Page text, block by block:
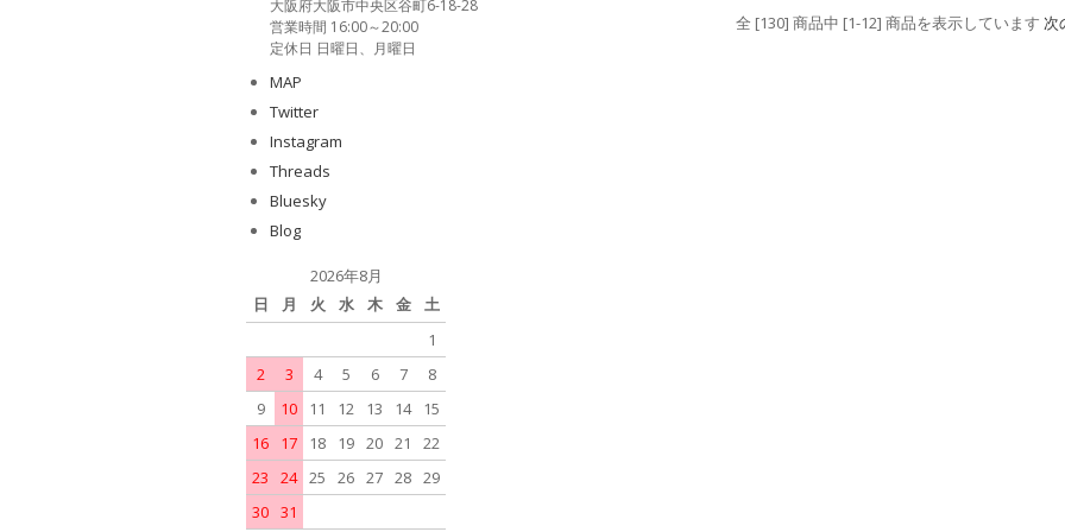
全 [130] 商品中 [1-12] 商品を表示しています 次
大阪府大阪市中央区谷町6-18-28
営業時間 16:00～20:00
定休日 日曜日、月曜日
MAP
Twitter
Instagram
Threads
Bluesky
Blog
2026年8月
日
月 火 水 木 金
土
1
2
3 4 5 6 7
8
9
10 11 12 13 14
15
16
17 18 19 20 21
22
23
24 25 26 27 28 29
30 31